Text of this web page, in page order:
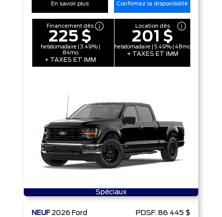
En savoir plus Confirmez la disponibilité
Financement dès
225 $
hebdomadaire | 3.49% |
84mo
+ TAXES ET IMM
Location dès
201 $
hebdomadaire | 5.49% | 48mo
+ TAXES ET IMM
Spéciaux
NEUF 2026 Ford PDSF: 86 445 $